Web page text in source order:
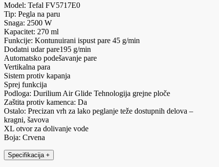
Model: Tefal FV5717E0
Tip: Pegla na paru
Snaga: 2500 W
Kapacitet: 270 ml
Funkcije: Kontunuirani ispust pare 45 g/min
Dodatni udar pare195 g/min
Automatsko podešavanje pare
Vertikalna para
Sistem protiv kapanja
Sprej funkcija
Podloga: Durilium Air Glide Tehnologija grejne ploče
Zaštita protiv kamenca: Da
Ostalo: Precizan vrh za lako peglanje teže dostupnih delova –
kragni, šavova
XL otvor za dolivanje vode
Boja: Crvena
Specifikacija +